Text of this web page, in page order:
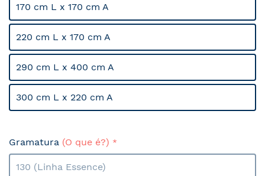
170 cm L x 170 cm A
220 cm L x 170 cm A
290 cm L x 400 cm A
300 cm L x 220 cm A
Gramatura (O que é?)
130 (Linha Essence)